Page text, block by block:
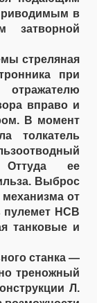
в
затворной
стреляная
при
вправо и
В момент
толкатель
Оттуда ее
Выброс
механизма от
пулемет НСВ
танковые и
станка —
треножный
Л.